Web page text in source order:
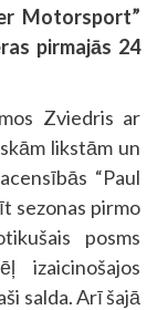
Motorsport”
pirmajās 24
Zviedris ar
likstām un
“Paul
sezonas pirmo
posms
izaicinošajos
salda. Arī šajā